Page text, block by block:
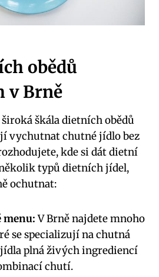
obědů
v Brně
škála dietních obědů
vychutnat chutné jídlo bez
kde si dát dietní
typů dietních jídel,
ochutnat:
menu:V Brně​ najdete mnoho
se specializují na⁤ chutná
plná živých‌ ingrediencí
chutí.